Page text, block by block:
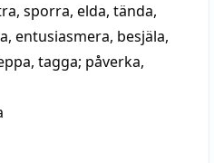
, sporra, elda, tända,
, entusiasmera, besjäla,
, tagga; påverka,